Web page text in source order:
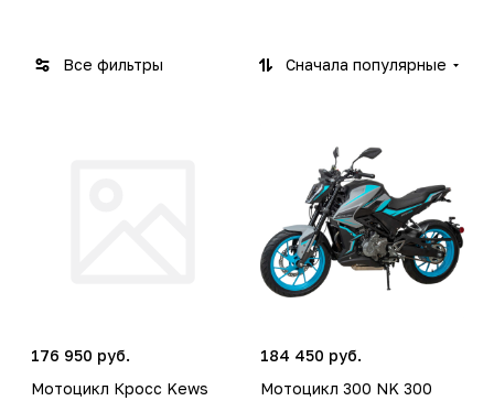
Все фильтры Сначала популярные
176 950 руб.
Мотоцикл Кросс Kews
184 450 руб.
Мотоцикл 300 NK 300